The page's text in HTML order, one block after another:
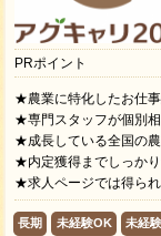
PRポイント
★農業に特化したお仕
★専門スタッフが個別
★成長している全国の
★内定獲得までしっかり
★求人ページでは得ら
長期 未経験OK 未経